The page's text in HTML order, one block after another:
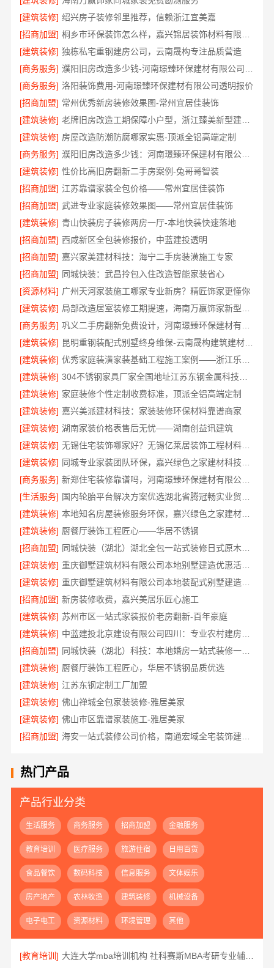
[建筑装修] 绍兴房子装修邻里推荐，信赖浙江宜美嘉
[招商加盟]
[建筑装修] 独栋私宅重钢建房公司，云南晟构专注品质营造
[商务服务]
[商务服务] 洛阳装饰费用-河南璟臻环保建材有限公司透明报价
[招商加盟] 常州优秀新房装修效果图-常州宜居佳装饰
[建筑装修]
老牌旧房改造工期保障小户型，浙江臻美新型建材有限公司高效完成
[建筑装修] 房屋改造防潮防腐哪家实惠-顶派全铝高端定制
[商务服务]
濮阳旧房改造多少钱：河南璟臻环保建材有限公司高性价比
[建筑装修] 性价比高旧房翻新二手房案例-兔哥哥智装
[招商加盟] 江苏靠谱家装全包价格——常州宜居佳装饰
[招商加盟] 武进专业家庭装修效果图——常州宜居佳装饰
[建筑装修] 青山快装房子装修两房一厅-本地快装快速落地
[招商加盟] 西咸新区全包装修报价，中蓝建投透明
[招商加盟] 嘉兴家美建材科技：海宁二手房装潢施工专家
[招商加盟] 同城快装：武昌拎包入住改造智能家装省心
[资源材料] 广州天河家装施工哪家专业新房？精匠饰家更懂你
[建筑装修]
[商务服务]
[建筑装修]
昆明重钢装配式别墅终身维保-云南晟构建筑建材有限公司
[建筑装修]
[建筑装修]
[建筑装修] 家庭装修个性定制收费标准，顶派全铝高端定制
[建筑装修] 嘉兴美派建材科技：家装装修环保材料靠谱商家
[建筑装修] 湖南家装价格表售后无忧——湖南创益讯建筑
[建筑装修]
无锡住宅装饰哪家好？无锡亿莱居装饰工程材料有限公司一站式全包服务
[建筑装修]
[商务服务]
新郑住宅装修靠谱吗，河南璟臻环保建材有限公司标准化施工
[生活服务]
[建筑装修]
本地知名房屋装修服务环保，嘉兴绿色之家建材科技绿色首选
[建筑装修] 厨餐厅装饰工程匠心——华居不锈钢
[招商加盟]
[建筑装修]
重庆御墅建筑材料有限公司本地别墅建造优惠活动抗震防风
[建筑装修]
重庆御墅建筑材料有限公司本地装配式别墅建造零增项
[招商加盟] 新房装修收费，嘉兴美居乐匠心施工
[建筑装修] 苏州市区一站式家装报价老房翻新-百年豪庭
[建筑装修]
[招商加盟]
同城快装（湖北）科技：本地婚房一站式装修一口价工期保障
[建筑装修] 厨餐厅装饰工程匠心，华居不锈钢品质优选
[建筑装修] 江苏东钢定制工厂加盟
[建筑装修] 佛山禅城全包家装装修-雅居美家
[建筑装修] 佛山市区靠谱家装施工-雅居美家
[招商加盟]
海安一站式装修公司价格，南通宏域全宅装饰建材有限公司报价透明
热门产品
产品行业分类
生活服务 商务服务 招商加盟 金融服务
教育培训 医疗服务 旅游住宿 日用百货
食品餐饮 数码科技 信息服务 文体娱乐
房产地产 农林牧渔 建筑装修 机械设备
电子电工 资源材料 环境管理 其他
[教育培训]
大连大学mba培训机构 社科赛斯MBA考研专业辅导机构